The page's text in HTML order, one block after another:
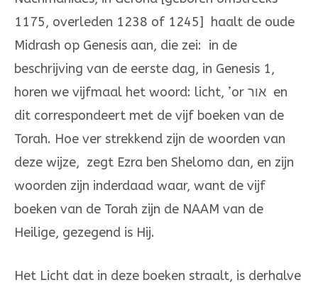
1175, overleden 1238 of 1245] haalt de oude
Midrash op Genesis aan, die zei: in de
beschrijving van de eerste dag, in Genesis 1,
horen we vijfmaal het woord: licht, ’or אור en
dit correspondeert met de vijf boeken van de
Torah. Hoe ver strekkend zijn de woorden van
deze wijze, zegt Ezra ben Shelomo dan, en zijn
woorden zijn inderdaad waar, want de vijf
boeken van de Torah zijn de NAAM van de
Heilige, gezegend is Hij.
Het Licht dat in deze boeken straalt, is derhalve